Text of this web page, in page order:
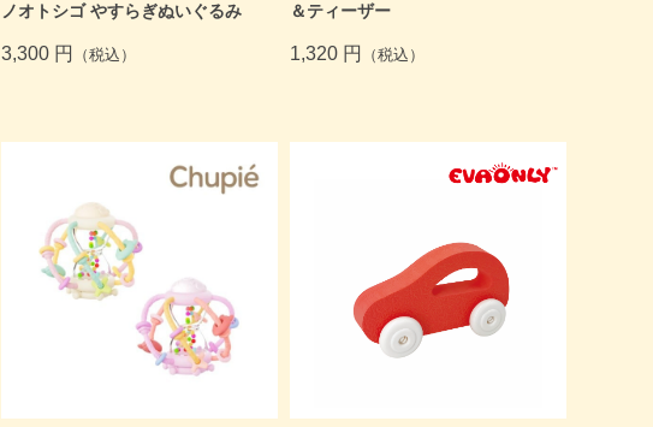
ノオトシゴ やすらぎぬいぐるみ
3,300 円 （税込）
＆ティーザー
1,320 円 （税込）